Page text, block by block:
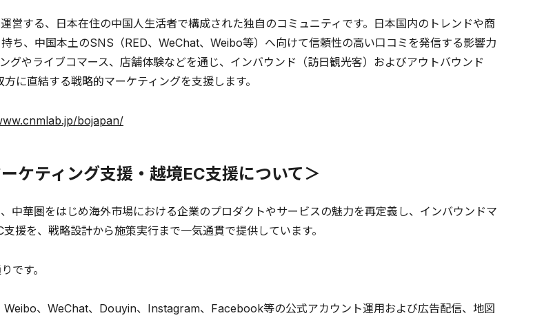
営する、日本在住の中国人生活者で構成された独自のコミュニティです。日本国内のトレンドや商
ち、中国本土のSNS（RED、WeChat、Weibo等）へ向けて信頼性の高い口コミを発信する影響力
グやライブコマース、店舗体験などを通じ、インバウンド（訪日観光客）およびアウトバウンド
方に直結する戦略的マーケティングを支援します。
bojapan/
ケティング支援・越境EC支援について＞
中華圏をはじめ海外市場における企業のプロダクトやサービスの魅力を再定義し、インバウンドマ
援を、戦略設計から施策実行まで一気通貫で提供しています。
です。
Weibo、WeChat、Douyin、Instagram、Facebook等の公式アカウント運用および広告配信、地図